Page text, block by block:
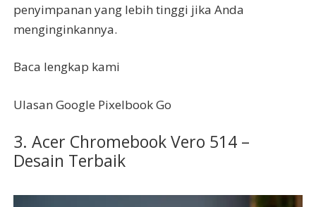
penyimpanan yang lebih tinggi jika Anda
menginginkannya.
Baca lengkap kami
Ulasan Google Pixelbook Go
3. Acer Chromebook Vero 514 –
Desain Terbaik